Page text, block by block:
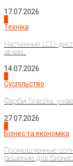
17.07.2026
Техніка
Настенные LCD-
зачем...
14.07.2026
Суспільство
Фарби Sniezka:
27.07.2026
Бізнес та економіка
Промышленные
решение для